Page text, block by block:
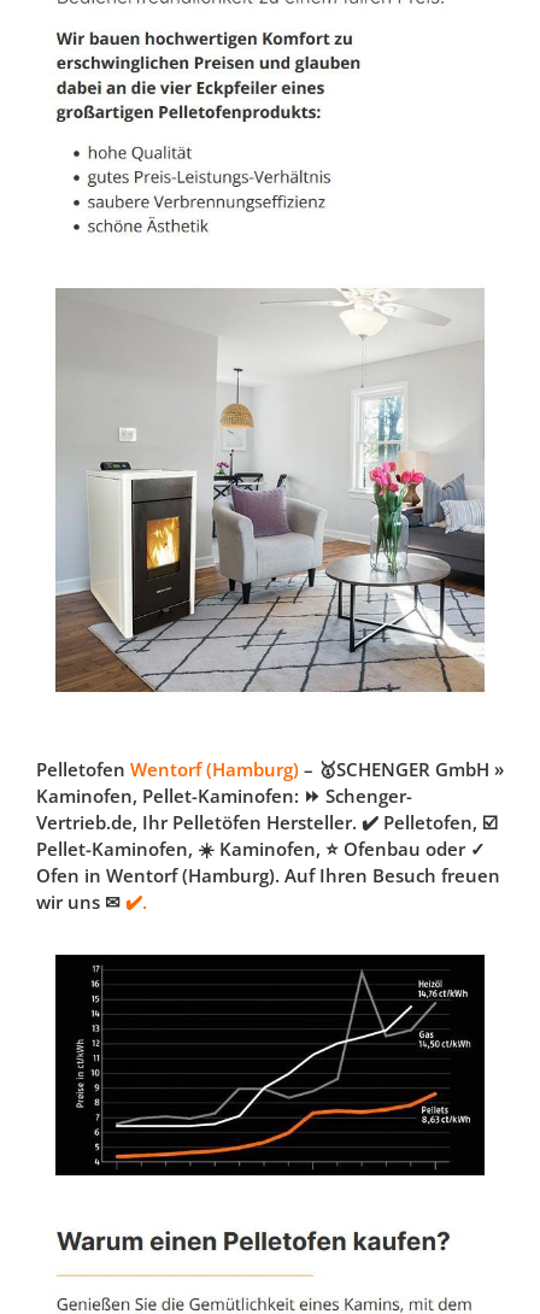
Pelletofen Wentorf (Hamburg) – 🥇SCHENGER GmbH »
Kaminofen, Pellet-Kaminofen: ⏩ Schenger-
Vertrieb.de, Ihr Pelletöfen Hersteller. ✔️ Pelletofen, ☑️
Pellet-Kaminofen, ☀️ Kaminofen, ⭐ Ofenbau oder ✓
Ofen in Wentorf (Hamburg). Auf Ihren Besuch freuen
wir uns ✉ ✔️.